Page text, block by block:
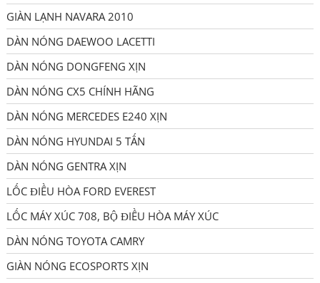
GIÀN LẠNH NAVARA 2010
DÀN NÓNG DAEWOO LACETTI
DÀN NÓNG DONGFENG XỊN
DÀN NÓNG CX5 CHÍNH HÃNG
DÀN NÓNG MERCEDES E240 XỊN
DÀN NÓNG HYUNDAI 5 TẤN
DÀN NÓNG GENTRA XỊN
LỐC ĐIỀU HÒA FORD EVEREST
LỐC MÁY XÚC 708, BỘ ĐIỀU HÒA MÁY XÚC
DÀN NÓNG TOYOTA CAMRY
GIÀN NÓNG ECOSPORTS XỊN